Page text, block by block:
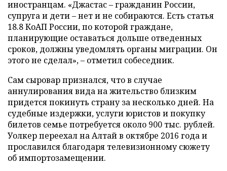
иностранцам. «Джастас – гражданин России,
супруга и дети – нет и не собираются. Есть статья
18.8 КоАП России, по которой граждане,
планирующие оставаться дольше отведенных
сроков, должны уведомлять органы миграции. Он
этого не сделал», – отметил собеседник.
Сам сыровар признался, что в случае
аннулирования вида на жительство близким
придется покинуть страну за несколько дней. На
судебные издержки, услуги юристов и покупку
билетов семье потребуется около 900 тыс. рублей.
Уолкер переехал на Алтай в октябре 2016 года и
прославился благодаря телевизионному сюжету
об импортозамещении.